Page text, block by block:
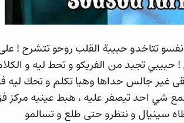
تتاخدو حبيبة القلب روحو تتشرح !
! حبيبي تجبد من الفريكو و تحط ليه و
غير جالس حداها وهيا تكلم و تحك
شي احد تيصفر عليه ، هبط عينيه مركز
سينيال و نتظرو حتى طلع و تسالمو